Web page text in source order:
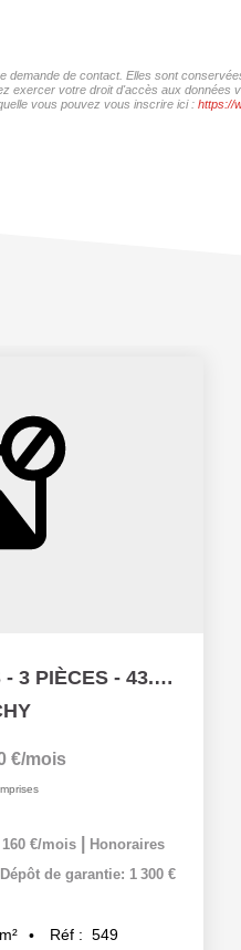
de contact. Elles sont
exercer votre droit d'accès aux
vous pouvez vous inscrire ici : https://
VILLA JEAN JAURES - 3 PIÈCES - 43.13M²
€/mois
€/mois
Honoraires
Dépôt de garantie: 1 300 €
m² Réf : 549